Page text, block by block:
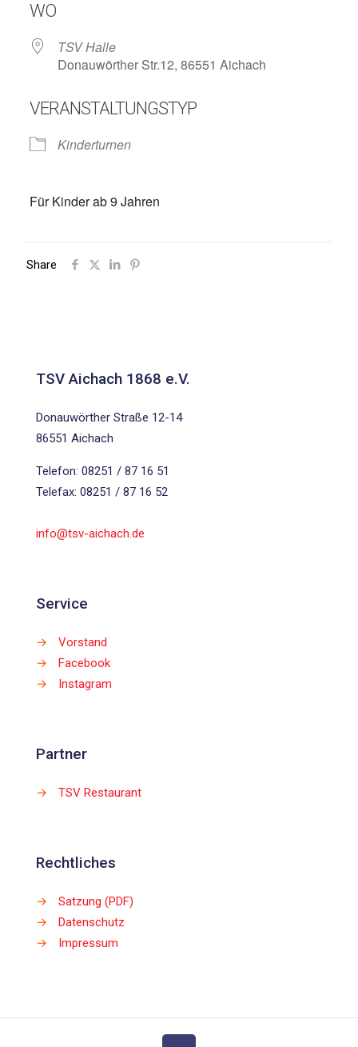
WO
TSV Halle
Donauwörther Str.12, 86551 Aichach
VERANSTALTUNGSTYP
Kinderturnen
Für Kinder ab 9 Jahren
Share
TSV Aichach 1868 e.V.
Donauwörther Straße 12-14
86551 Aichach
Telefon: 08251 / 87 16 51
Telefax: 08251 / 87 16 52
info@tsv-aichach.de
Service
→
Vorstand
→
Facebook
→
Instagram
Partner
→ TSV Restaurant
Rechtliches
→
Satzung (PDF)
→
Datenschutz
→
Impressum